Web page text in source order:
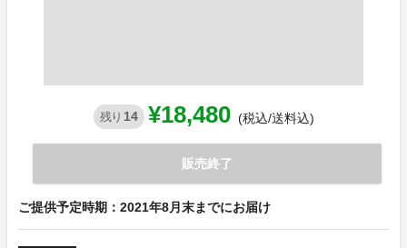
残り 14 ¥18,480 (税込/送料込)
販売終了
ご提供予定時期：2021年8月末までにお届け